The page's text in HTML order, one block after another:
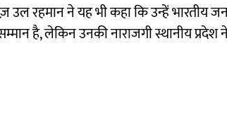
रहमान ने यह भी कहा कि उन्हें भारतीय जनता
सम्मान है, लेकिन उनकी नाराजगी स्थानीय